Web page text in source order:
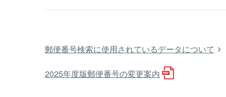
郵便番号検索に使用されているデータについて
2025年度版郵便番号の変更案内